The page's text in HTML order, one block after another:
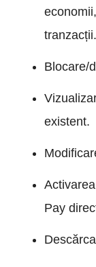
tranzacții.
Blocare/
existent.
Pay